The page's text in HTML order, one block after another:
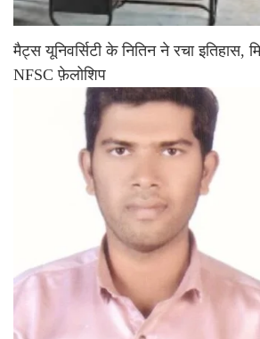
मैट्स यूनिवर्सिटी के नितिन ने रचा इतिहास,
NFSC फ़ेलोशिप